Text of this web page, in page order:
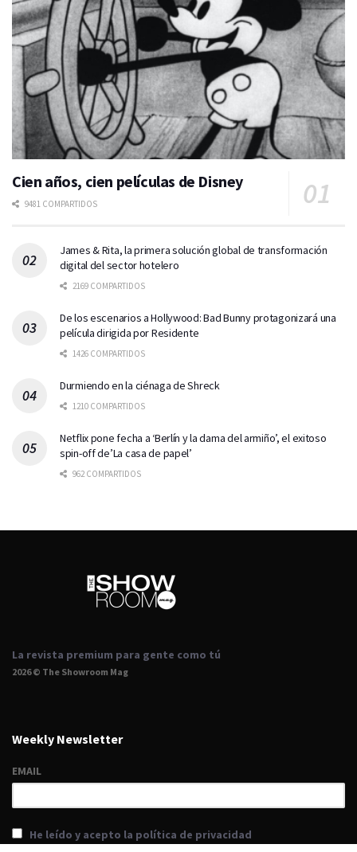
Cien años, cien películas de Disney
9481 COMPARTIDOS
James & Rita, la primera solución global de transformación
digital del sector hotelero
2169 COMPARTIDOS
De los escenarios a Hollywood: Bad Bunny protagonizará una
película dirigida por Residente
1426 COMPARTIDOS
Durmiendo en la ciénaga de Shreck
1210 COMPARTIDOS
Netflix pone fecha a ‘Berlín y la dama del armiño’, el exitoso
spin-off de’La casa de papel’
962 COMPARTIDOS
La revista premium para gente como tú
2026 © The Showroom Mag
Weekly Newsletter
EMAIL
He leído y acepto la política de privacidad